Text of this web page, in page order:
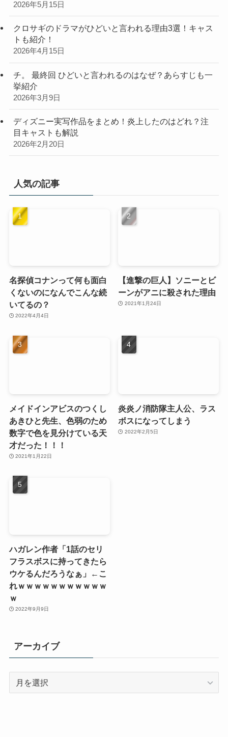
2026年5月15日
クロサギのドラマがひどいと言われる理由3選！キャス
トも紹介！
2026年4月15日
チ。 最終回 ひどいと言われるのはなぜ？あらすじも一
挙紹介
2026年3月9日
ディズニー実写作品をまとめ！炎上したのはどれ？注
目キャストも解説
2026年2月20日
人気の記事
名探偵コナンって何も面白
くないのになんでこんな続
いてるの？
2022年4月4日
【進撃の巨人】ソニーとビ
ーンがアニに殺された理由
2021年1月24日
メイドインアビスのつくし
あきひと先生、色弱のため
数字で色を見分けている天
才だった！！！
2021年1月22日
炎炎ノ消防隊主人公、ラス
ボスになってしまう
2022年2月5日
ハガレン作者「1話のセリ
フラスボスに持ってきたら
ウケるんだろうなぁ」←こ
れｗｗｗｗｗｗｗｗｗｗｗ
ｗ
2022年9月9日
アーカイブ